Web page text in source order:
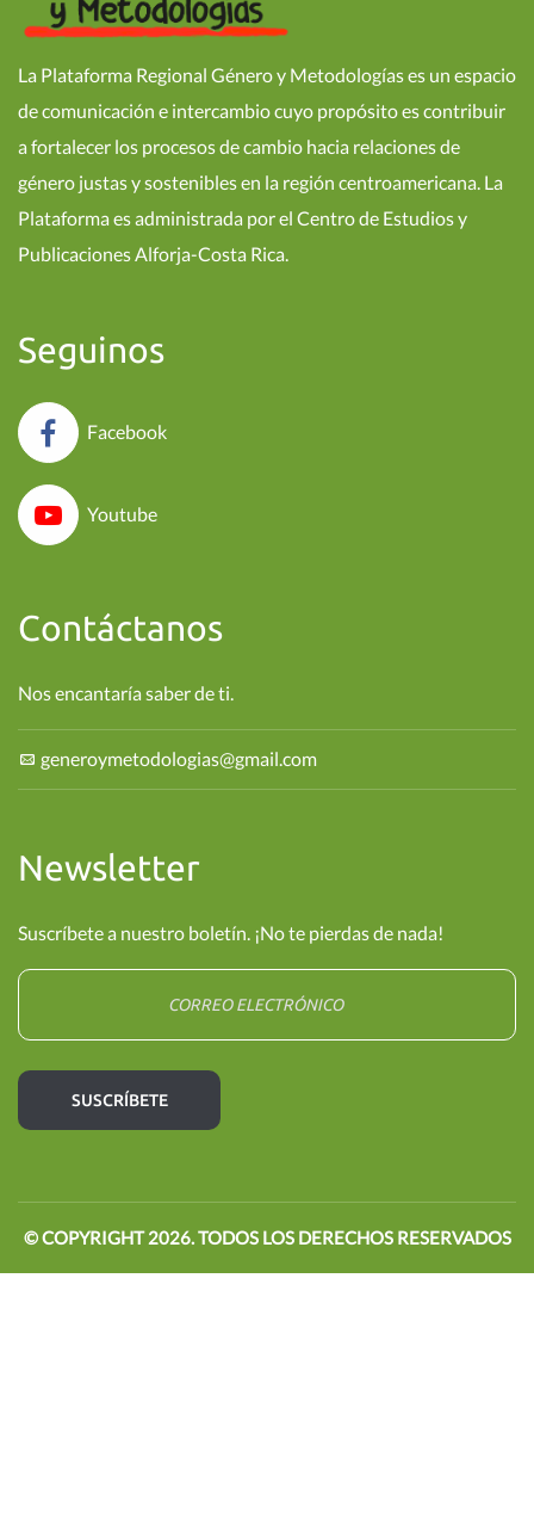
La Plataforma Regional Género y Metodologías es un espacio
de comunicación e intercambio cuyo propósito es contribuir
a fortalecer los procesos de cambio hacia relaciones de
género justas y sostenibles en la región centroamericana. La
Plataforma es administrada por el Centro de Estudios y
Publicaciones Alforja-Costa Rica.
Seguinos
Facebook
Youtube
Contáctanos
Nos encantaría saber de ti.
generoymetodologias@gmail.com
Newsletter
Suscríbete a nuestro boletín. ¡No te pierdas de nada!
© COPYRIGHT2026. TODOS LOS DERECHOS RESERVADOS